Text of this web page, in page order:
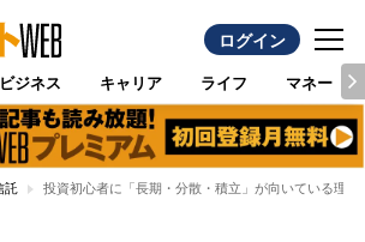
ログイン
ビジネス キャリア ライフ マネー
託 投資初心者に「長期・分散・積立」が向いている理